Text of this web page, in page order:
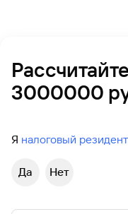
3000000
Я налоговый резидент
Да Нет